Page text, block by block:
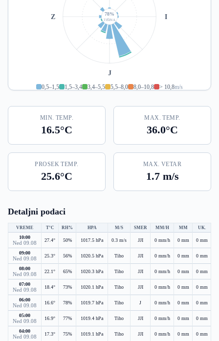
I
J
Z 78%
TIŠINA
0,5–1,5 1,5–3,4 3,4–5,5 5,5–8,0 8,0–10,8 > 10,8m/s
MIN. TEMP.
16.5°C
MAX. TEMP.
36.0°C
PROSEK TEMP.
25.6°C
MAX. VETAR
1.7 m/s
Detaljni podaci
VREME T°C RH% HPA M/S SMER MM/H MM UK.
10:00
Ned 09.08 27.4° 50% 1017.5 hPa 0.3 m/s JJI 0 mm/h 0 mm 0 mm
09:00
Ned 09.08 25.3° 56% 1020.5 hPa Tiho JJI 0 mm/h 0 mm 0 mm
08:00
Ned 09.08 22.1° 65% 1020.3 hPa Tiho JJI 0 mm/h 0 mm 0 mm
07:00
Ned 09.08 18.4° 73% 1020.1 hPa Tiho JJI 0 mm/h 0 mm 0 mm
06:00
Ned 09.08 16.6° 78% 1019.7 hPa Tiho J 0 mm/h 0 mm 0 mm
05:00
Ned 09.08 16.9° 77% 1019.4 hPa Tiho JJI 0 mm/h 0 mm 0 mm
04:00
Ned 09.08 17.3° 75% 1019.1 hPa Tiho JJI 0 mm/h 0 mm 0 mm